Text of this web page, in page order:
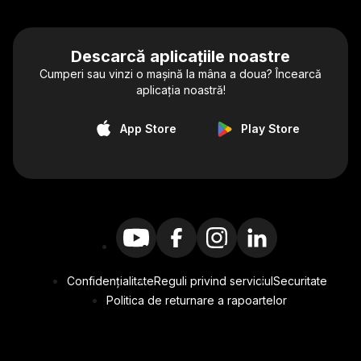
Descarcă aplicațiile noastre
Cumperi sau vinzi o mașină la mâna a doua? Încearcă
aplicația noastră!
App Store Play Store
ConfidențialitateReguli privind serviciulSecuritate
Politica de returnare a rapoartelor